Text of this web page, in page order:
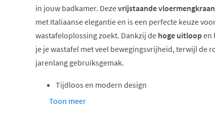
in jouw badkamer. Dezevrijstaande vloermengkraan
met Italiaanse elegantie en is een perfecte keuze
wastafeloplossing zoekt. Dankzij de hoge uitloopen
je je wastafel met veel bewegingsvrijheid, terwijl de
jarenlang gebruiksgemak.
Tijdloos en modern design
Draaibare C-uitloop voor flexibiliteit
Toon meer